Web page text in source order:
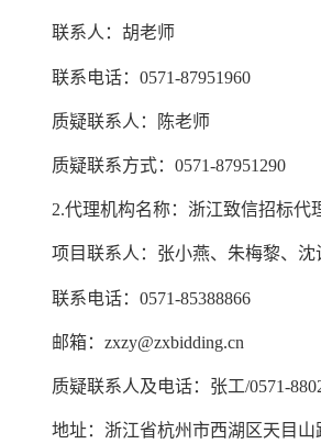
联系人：胡老师
联系电话：0571-87951960
质疑联系人：陈老师
质疑联系方式：0571-87951290
2.代理机构名称：浙江致信招标代
项目联系人：张小燕、朱梅黎、
联系电话：0571-85388866
邮箱：zxzy@zxbidding.cn
质疑联系人及电话：张工/0571-
地址：浙江省杭州市西湖区天目山